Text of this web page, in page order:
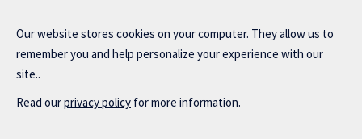
Our website stores cookies on your computer. They allow us to
remember you and help personalize your experience with our
site..
Read ourprivacy policy for more information.